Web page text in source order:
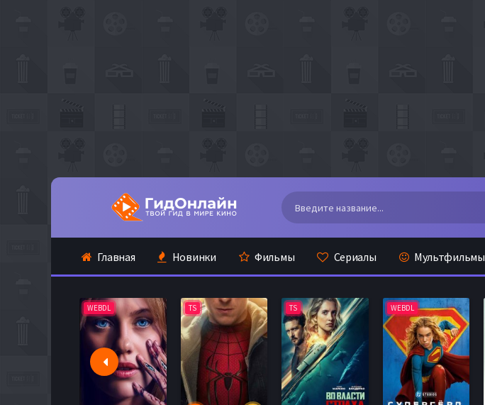
Главная Новинки Фильмы Сериалы Мультфильмы
WEBDL TS TS WEBDL